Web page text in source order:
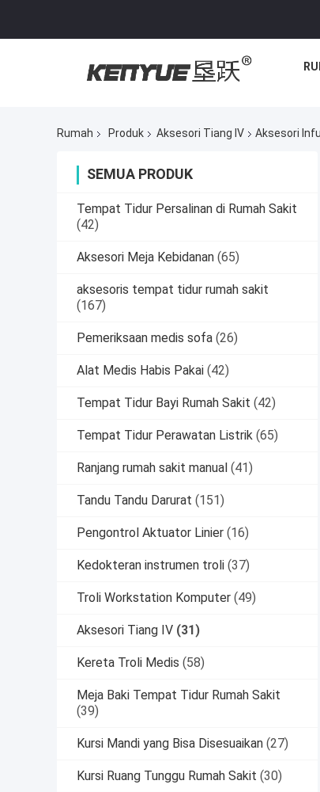
Rumah Produk Aksesori Tiang IV Aksesori
SEMUA PRODUK
Tempat Tidur Persalinan di Rumah Sakit
(42)
Aksesori Meja Kebidanan (65)
aksesoris tempat tidur rumah sakit
(167)
Pemeriksaan medis sofa (26)
Alat Medis Habis Pakai (42)
Tempat Tidur Bayi Rumah Sakit (42)
Tempat Tidur Perawatan Listrik (65)
Ranjang rumah sakit manual (41)
Tandu Tandu Darurat (151)
Pengontrol Aktuator Linier (16)
Kedokteran instrumen troli (37)
Troli Workstation Komputer (49)
Aksesori Tiang IV (31)
Kereta Troli Medis (58)
Meja Baki Tempat Tidur Rumah Sakit
(39)
Kursi Mandi yang Bisa Disesuaikan (27)
Kursi Ruang Tunggu Rumah Sakit (30)